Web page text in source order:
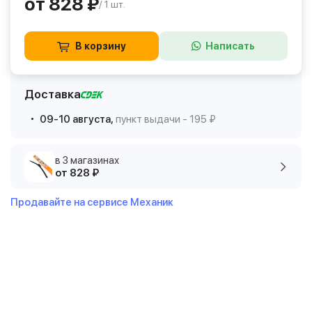
/ 1 шт.
В корзину Написать
Доставка
09-10 августа, пункт выдачи - 195 ₽
в 3 магазинах
от 828 ₽
Продавайте на сервисе Механик